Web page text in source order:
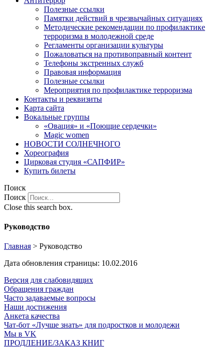
Полезные ссылки
Памятки действий в чрезвычайных ситуациях
Методические рекомендации по профилактике
терроризма в молодежной среде
Регламенты организации культуры
Пожаловаться на противоправный контент
Телефоны экстренных служб
Правовая информация
Полезные ссылки
Мероприятия по профилактике терроризма
Контакты и реквизиты
Карта сайта
Вокальные группы
«Овация» и «Поющие сердечки»
Magic women
НОВОСТИ СОЛНЕЧНОГО
Хореография
Цирковая студия «САПФИР»
Купить билеты
Поиск
Поиск
Close this search box.
Руководство
Главная > Руководство
Дата обновления страницы: 10.02.2016
Версия для слабовидящих
Обращения граждан
Часто задаваемые вопросы
Наши достижения
Анкета качества
Чат-бот «Лучше знать» для подростков и молодежи
Мы в VK
ПРОДЛЕНИЕ/ЗАКАЗ КНИГ